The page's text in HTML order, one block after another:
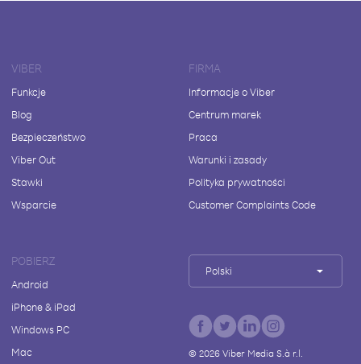
VIBER
Funkcje
Blog
Bezpieczeństwo
Viber Out
Stawki
Wsparcie
FIRMA
Informacje o Viber
Centrum marek
Praca
Warunki i zasady
Polityka prywatności
Customer Complaints Code
POBIERZ
Android
iPhone & iPad
Windows PC
Mac
Polski
© 2026Viber Media S.à r.l.